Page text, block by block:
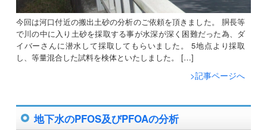
今回は河口付近の搬出土砂の分析のご依頼を頂きました。 胴長等
で川の中に入り土砂を採取する事が水深が深く困難だった為、ダ
イバーさんに潜水して採取してもらいました。 5地点より採取
し、等量混合した試料を検体といたしました。 […]
>記事ページへ
地下水のPFOS及びPFOAの分析